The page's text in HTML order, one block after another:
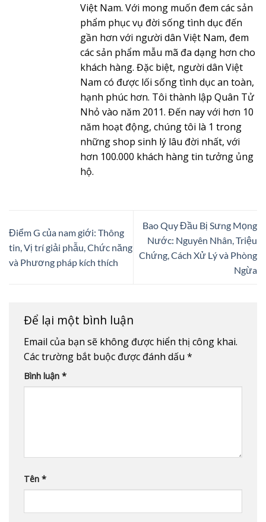
Việt Nam. Với mong muốn đem các sản
phẩm phục vụ đời sống tình dục đến
gần hơn với người dân Việt Nam, đem
các sản phẩm mẫu mã đa dạng hơn cho
khách hàng. Đặc biệt, người dân Việt
Nam có được lối sống tình dục an toàn,
hạnh phúc hơn. Tôi thành lập Quân Tử
Nhỏ vào năm 2011. Đến nay với hơn 10
năm hoạt động, chúng tôi là 1 trong
những shop sinh lý lâu đời nhất, với
hơn 100.000 khách hàng tin tưởng ủng
hộ.
Điểm G của nam giới: Thông
tin, Vị trí giải phẫu, Chức năng
và Phương pháp kích thích
Bao Quy Đầu Bị Sưng Mọng
Nước: Nguyên Nhân, Triệu
Chứng, Cách Xử Lý và Phòng
Ngừa
Để lại một bình luận
Email của bạn sẽ không được hiển thị công khai.
Các trường bắt buộc được đánh dấu *
Bình luận *
Tên *